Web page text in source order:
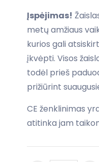
Įspėjimas!
metų amžiaus
kurios gali
įkvėpti. Visos
todėl prieš
prižiūrint
CE ženklinimas
atitinka jam